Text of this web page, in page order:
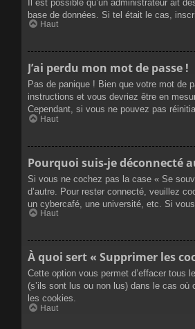
Il est possible qu’un administrateur ait
base de données. Si tel était le cas,
Haut
J’ai perdu mon mot de passe !
Pas de panique ! Bien que votre mot de
instructions et vous devriez être en
Cependant, si vous ne pouvez pas
Haut
Pourquoi suis-je déconnecté
Si vous ne cochez pas la case « Se
d’autre. Pour rester connecté, veuillez
un cybercafé, une université, etc. Si
Haut
À quoi sert « Supprimer les
Cette option vous permet d’effacer tous
(s’ils sont lus ou non lus) dans le cas
les cookies.
Haut